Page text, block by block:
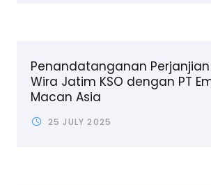
Penandatanganan Perjanjian
Wira Jatim KSO dengan PT
Macan Asia
25 JULY 2025